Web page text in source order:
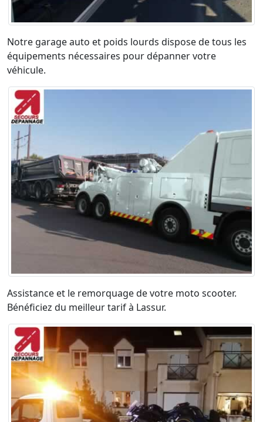
Notre garage auto et poids lourds dispose de tous les
équipements nécessaires pour dépanner votre
véhicule.
Assistance et le remorquage de votre moto scooter.
Bénéficiez du meilleur tarif à Lassur.